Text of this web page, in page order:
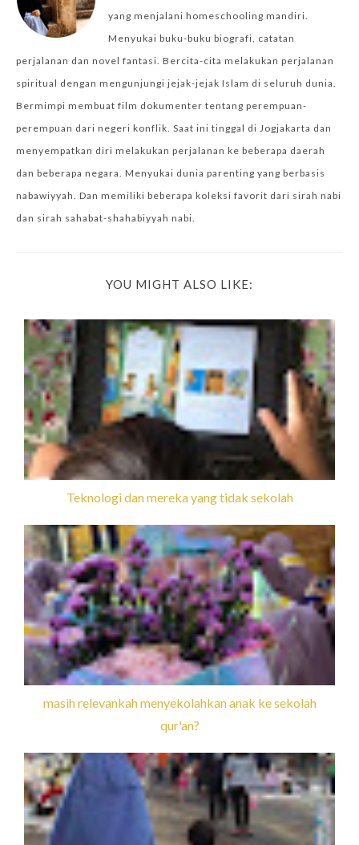
yang menjalani homeschooling mandiri.
Menyukai buku-buku biografi, catatan
perjalanan dan novel fantasi. Bercita-cita melakukan perjalanan
spiritual dengan mengunjungi jejak-jejak Islam di seluruh dunia.
Bermimpi membuat film dokumenter tentang perempuan-
perempuan dari negeri konflik. Saat ini tinggal di Jogjakarta dan
menyempatkan diri melakukan perjalanan ke beberapa daerah
dan beberapa negara. Menyukai dunia parenting yang berbasis
nabawiyyah. Dan memiliki beberapa koleksi favorit dari sirah nabi
dan sirah sahabat-shahabiyyah nabi.
YOU MIGHT ALSO LIKE:
Teknologi dan mereka yang tidak sekolah
masih relevankah menyekolahkan anak ke sekolah
qur'an?